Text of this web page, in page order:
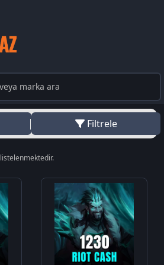
Filtrele
listelenmektedir.